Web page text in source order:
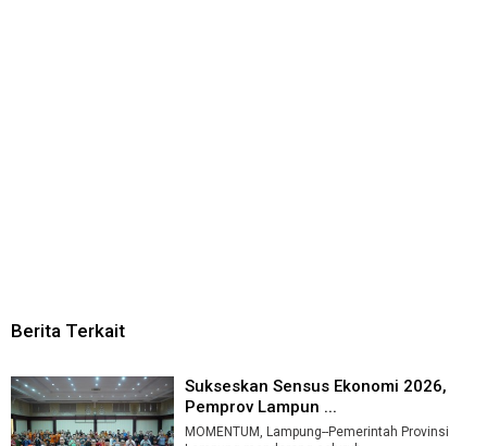
Berita Terkait
Sukseskan Sensus Ekonomi 2026,
Pemprov Lampun ...
MOMENTUM, Lampung--Pemerintah Provinsi